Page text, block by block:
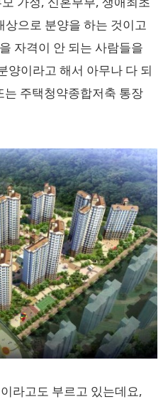
으로 분양을 하는 것이고
자격이 안 되는 사람들을
양이라고 해서 아무나 다 되
주택청약종합저축 통장
라고도 부르고 있는데요,